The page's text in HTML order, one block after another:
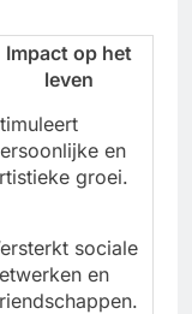
Impact op het
leven
en
groei.
sociale
en